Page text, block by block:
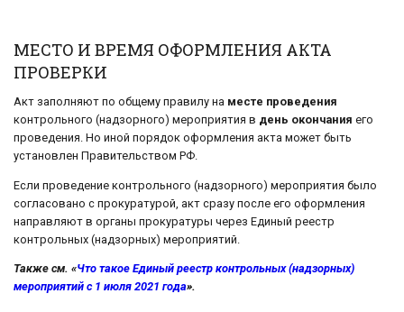
МЕСТО И ВРЕМЯ ОФОРМЛЕНИЯ АКТА
ПРОВЕРКИ
Акт заполняют по общему правилу на месте проведения
контрольного (надзорного) мероприятия в день окончания его
проведения. Но иной порядок оформления акта может быть
установлен Правительством РФ.
Если проведение контрольного (надзорного) мероприятия было
согласовано с прокуратурой, акт сразу после его оформления
направляют в органы прокуратуры через Единый реестр
контрольных (надзорных) мероприятий.
Также см. «Что такое Единый реестр контрольных (надзорных)
мероприятий с 1 июля 2021 года».